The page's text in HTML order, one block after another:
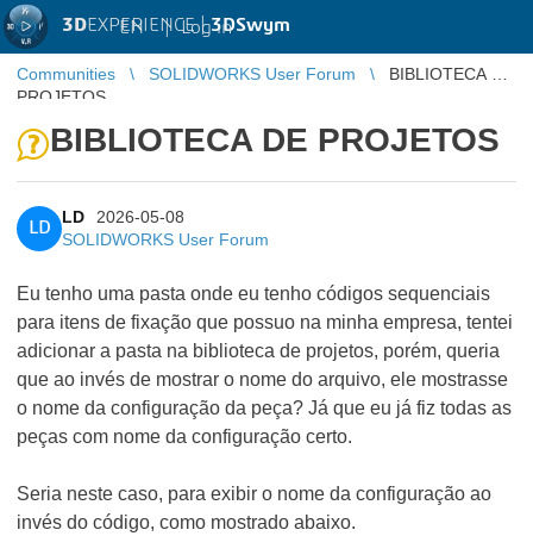
3DEXPERIENCE |3DSwym
EN | Log in
Communities SOLIDWORKS User Forum
BIBLIOTECA DE
PROJETOS
BIBLIOTECA DE PROJETOS
LD
LD
2026-05-08
SOLIDWORKS User Forum
Eu tenho uma pasta onde eu tenho códigos sequenciais
para itens de fixação que possuo na minha empresa, tentei
adicionar a pasta na biblioteca de projetos, porém, queria
que ao invés de mostrar o nome do arquivo, ele mostrasse
o nome da configuração da peça? Já que eu já fiz todas as
peças com nome da configuração certo.
Seria neste caso, para exibir o nome da configuração ao
invés do código, como mostrado abaixo.